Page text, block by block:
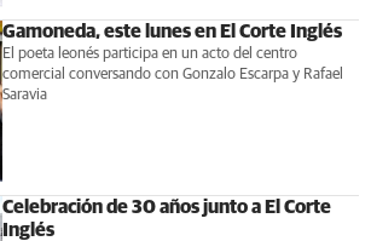
Gamoneda, este lunes en El Corte Inglés
El poeta leonés participa en un acto del centro
comercial conversando con Gonzalo Escarpa y Rafael
Saravia
Celebración de 30 años junto a El Corte
Inglés